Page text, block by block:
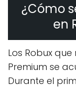
¿Cómo
en
Los Robux
Premium se
Durante el